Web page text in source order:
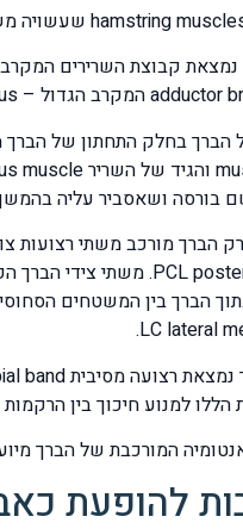
המורכבת של הברך
להופעת